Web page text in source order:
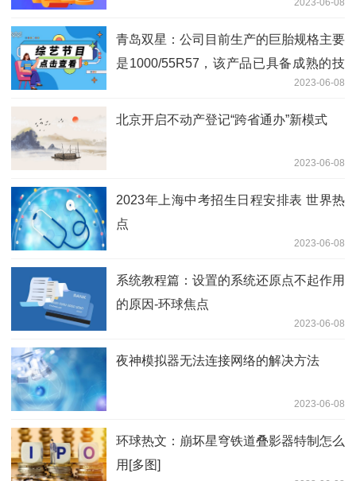
2023-06-08
青岛双星：公司目前生产的巨胎规格主要
是1000/55R57，该产品已具备成熟的技
2023-06-08
北京开启不动产登记“跨省通办”新模式
2023-06-08
2023年上海中考招生日程安排表 世界热
点
2023-06-08
系统教程篇：设置的系统还原点不起作用
的原因-环球焦点
2023-06-08
夜神模拟器无法连接网络的解决方法
2023-06-08
环球热文：崩坏星穹铁道叠影器特制怎么
用[多图]